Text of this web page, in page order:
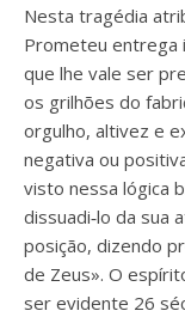
Nesta tragédia
Prometeu entrega
que lhe vale ser
os grilhões do
orgulho, altivez e
negativa ou
visto nessa lógica
dissuadi‑lo da sua
posição, dizendo
de Zeus». O
ser evidente 26